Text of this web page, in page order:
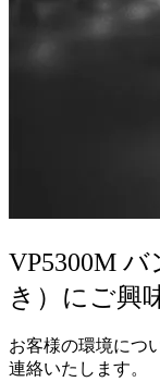
VP5300M
き）にご興
お客様の環境につ
連絡いたします。